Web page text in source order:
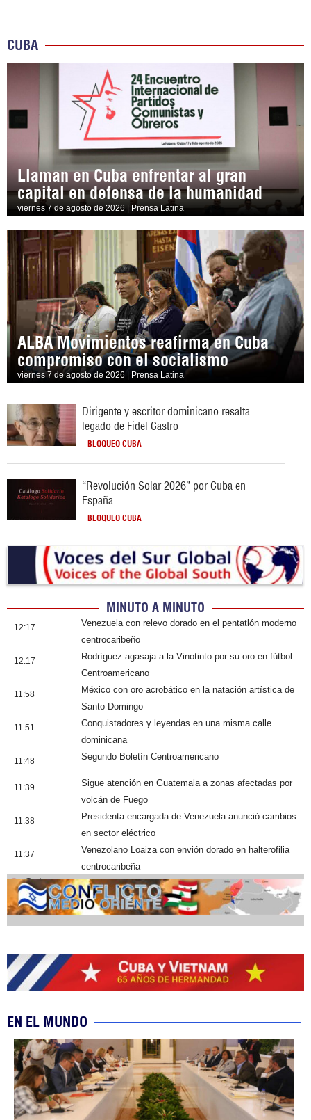
CUBA
Llaman en Cuba enfrentar al gran
capital en defensa de la humanidad
viernes 7 de agosto de 2026 | Prensa Latina
ALBA Movimientos reafirma en Cuba
compromiso con el socialismo
viernes 7 de agosto de 2026 | Prensa Latina
Dirigente y escritor dominicano resalta
legado de Fidel Castro
BLOQUEO CUBA
“Revolución Solar 2026” por Cuba en
España
BLOQUEO CUBA
MINUTO A MINUTO
12:17
Venezuela con relevo dorado en el pentatlón moderno
centrocaribeño
12:17
Rodríguez agasaja a la Vinotinto por su oro en fútbol
Centroamericano
11:58
México con oro acrobático en la natación artística de
Santo Domingo
11:51
Conquistadores y leyendas en una misma calle
dominicana
11:48 Segundo Boletín Centroamericano
11:39
Sigue atención en Guatemala a zonas afectadas por
volcán de Fuego
11:38
Presidenta encargada de Venezuela anunció cambios
en sector eléctrico
11:37
Venezolano Loaiza con envión dorado en halterofilia
centrocaribeña
Cobertura
EN EL MUNDO